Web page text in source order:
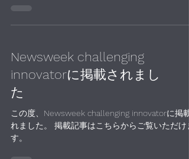
Newsweek challenging
innovatorに掲載されまし
た
この度、Newsweek challenging innovatorに掲載
れました。 掲載記事はこちらからご覧いただけ
す。